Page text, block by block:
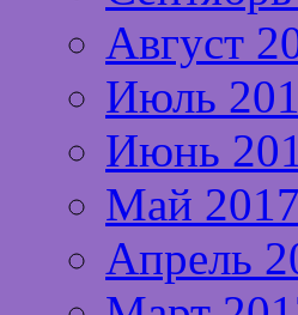
Август
Июль
Июнь
Май 2017
Апрель